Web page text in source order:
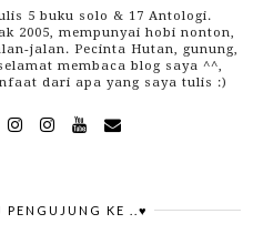
5 buku solo & 17 Antologi.
2005, mempunyai hobi nonton,
jalan. Pecinta Hutan, gunung,
membaca blog saya ^^,
dari apa yang saya tulis :)
KE ..♥